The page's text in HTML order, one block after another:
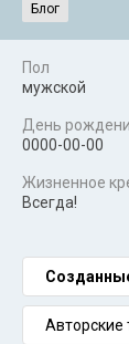
Блог
Пол
мужской
День
0000-00-00
Жизненное
Всегда!
Авторские